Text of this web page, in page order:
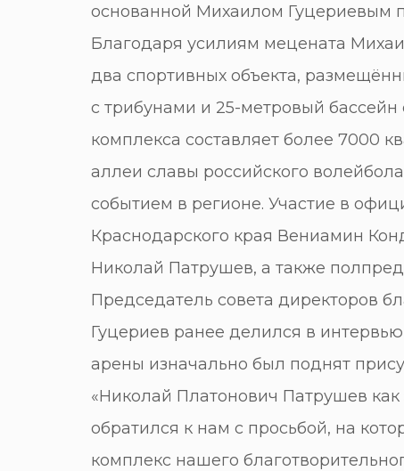
основанной Михаилом
Благодаря усилиям мецената
два спортивных объекта,
с трибунами и 25-метровый
комплекса составляет более 7000
аллеи славы российского
событием в регионе. Участие в
Краснодарского края Вениамин
Николай Патрушев, а также
Председатель совета директоров
Гуцериев ранее делился в
арены изначально был поднят
«Николай Платонович Патрушев как
обратился к нам с просьбой, на
комплекс нашего